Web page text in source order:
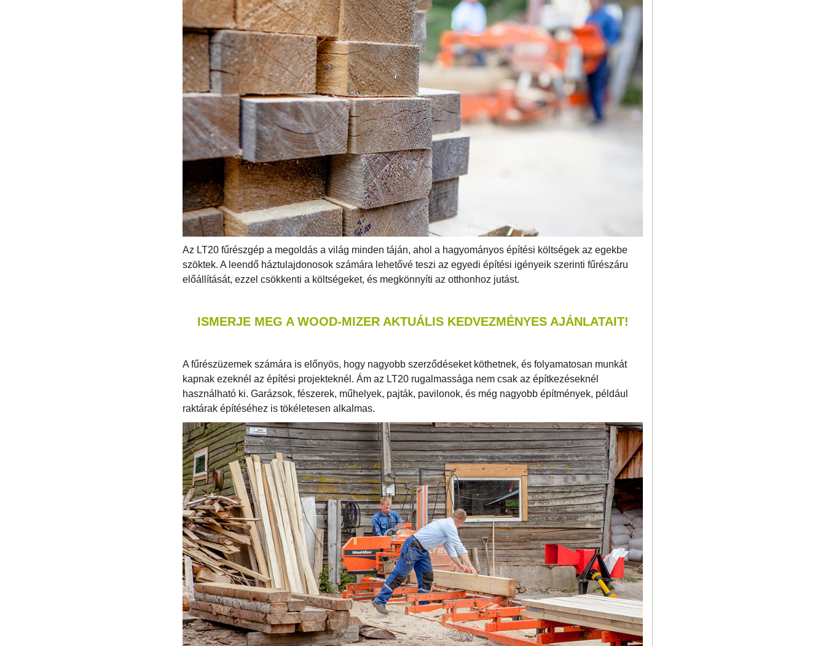
Az LT20 fűrészgép a megoldás a világ minden táján, ahol a hagyományos építési költségek az egekbe
szöktek. A leendő háztulajdonosok számára lehetővé teszi az egyedi építési igényeik szerinti fűrészáru
előállítását, ezzel csökkenti a költségeket, és megkönnyíti az otthonhoz jutást.
ISMERJE MEG A WOOD-MIZER AKTUÁLIS KEDVEZMÉNYES AJÁNLATAIT!
A fűrészüzemek számára is előnyös, hogy nagyobb szerződéseket köthetnek, és folyamatosan munkát
kapnak ezeknél az építési projekteknél. Ám az LT20 rugalmassága nem csak az építkezéseknél
használható ki. Garázsok, fészerek, műhelyek, pajták, pavilonok, és még nagyobb építmények, például
raktárak építéséhez is tökéletesen alkalmas.